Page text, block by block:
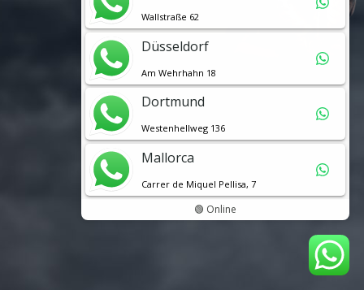
Wallstraße 62
Düsseldorf
Am Wehrhahn 18
Dortmund
Westenhellweg 136
Mallorca
Carrer de Miquel Pellisa, 7
🟢 Online